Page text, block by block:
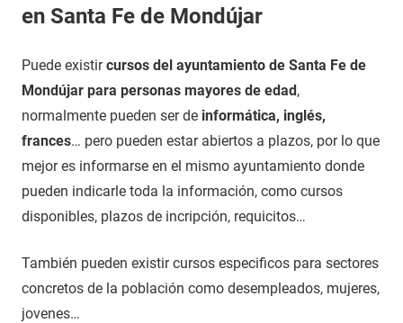
en Santa Fe de Mondújar
Puede existircursos del ayuntamiento de Santa Fe de
Mondújar para personas mayores de edad,
normalmente pueden ser de informática, inglés,
frances… pero pueden estar abiertos a plazos, por lo que
mejor es informarse en el mismo ayuntamiento donde
pueden indicarle toda la información, como cursos
disponibles, plazos de incripción, requicitos…
También pueden existir cursos especificos para sectores
concretos de la población como desempleados, mujeres,
jovenes…